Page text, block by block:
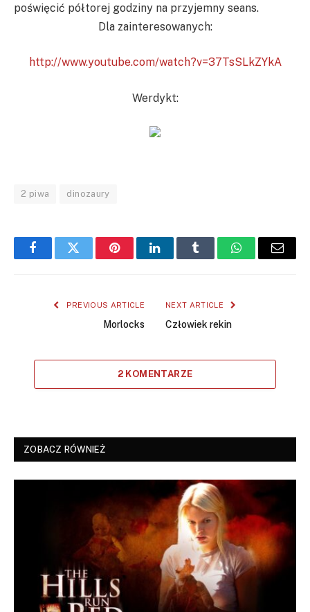
poświęcić półtorej godziny na przyjemny seans.
Dla zainteresowanych:
http://www.youtube.com/watch?v=37TsSLkZYkA
Werdykt:
2 piwa dinozaury
FacebookTwitter PinterestLinkedInTumblr WhatsAppEmail
PREVIOUS ARTICLE
Morlocks
NEXT ARTICLE
Człowiek rekin
2 KOMENTARZE
ZOBACZ RÓWNIEŻ